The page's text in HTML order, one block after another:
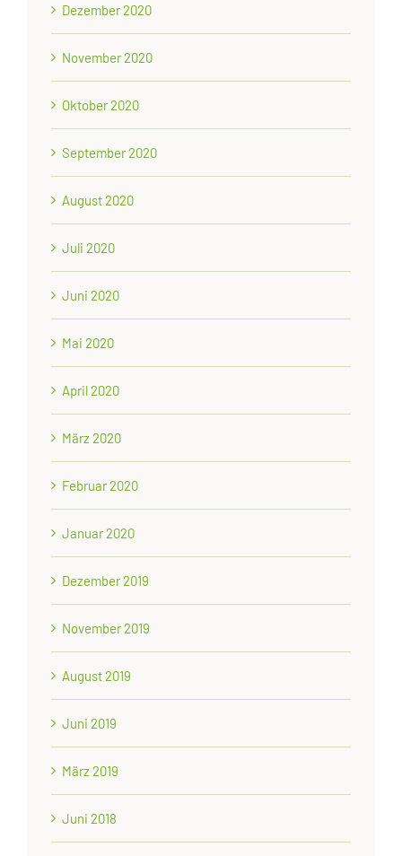
Dezember 2020
November 2020
Oktober 2020
September 2020
August 2020
Juli 2020
Juni 2020
Mai 2020
April 2020
März 2020
Februar 2020
Januar 2020
Dezember 2019
November 2019
August 2019
Juni 2019
März 2019
Juni 2018